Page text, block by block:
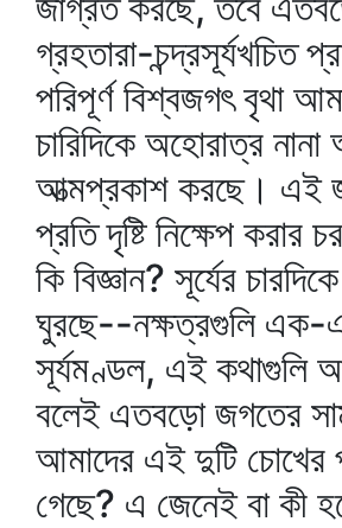
গ্রহতারা-চন্দ্রসূর্যখচিত
পরিপূর্ণ বিশ্বজগৎ বৃথা
চারিদিকে অহোরাত্র
আত্মপ্রকাশ করছে। এই
প্রতি দৃষ্টি নিক্ষেপ করার
কি বিজ্ঞান? সূর্যের
ঘুরছে--নক্ষত্রগুলি এক-
সূর্যমণ্ডল, এই কথাগুলি
বলেই এতবড়ো জগতের
আমাদের এই দুটি চোখের
গেছে? এ জেনেই বা কী